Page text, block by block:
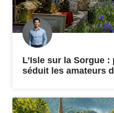
L’Isle sur la Sorgue
séduit les amateurs